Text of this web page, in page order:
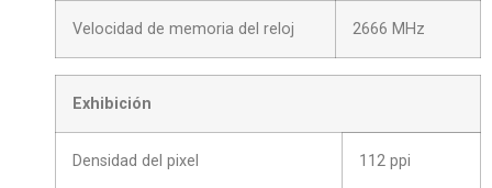
Velocidad de memoria del reloj 2666 MHz
Exhibición
Densidad del pixel 112 ppi